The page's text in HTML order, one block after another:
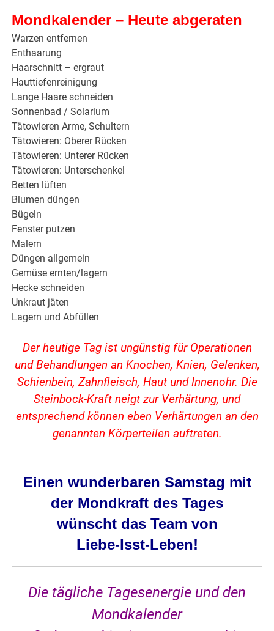
Mondkalender – Heute abgeraten
Warzen entfernen
Enthaarung
Haarschnitt – ergraut
Hauttiefenreinigung
Lange Haare schneiden
Sonnenbad / Solarium
Tätowieren Arme, Schultern
Tätowieren: Oberer Rücken
Tätowieren: Unterer Rücken
Tätowieren: Unterschenkel
Betten lüften
Blumen düngen
Bügeln
Fenster putzen
Malern
Düngen allgemein
Gemüse ernten/lagern
Hecke schneiden
Unkraut jäten
Lagern und Abfüllen
Der heutige Tag ist ungünstig für Operationen
und Behandlungen an Knochen, Knien, Gelenken,
Schienbein, Zahnfleisch, Haut und Innenohr. Die
Steinbock-Kraft neigt zur Verhärtung, und
entsprechend können eben Verhärtungen an den
genannten Körperteilen auftreten.
Einen wunderbaren Samstag mit
der Mondkraft des Tages
wünscht das Team von
Liebe-Isst-Leben!
Die tägliche Tagesenergie und den
Mondkalender